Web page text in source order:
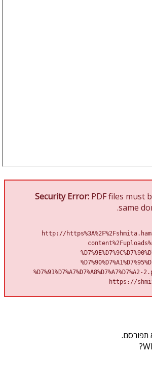
Security Error: PDF files must
same
http://
%D7%91%D7%A7%D7%A8%D7%A7%D7%A2-
https://
תפורסם.